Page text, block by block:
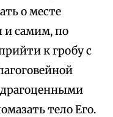
о месте
и самим, по
к гробу с
тело Его.